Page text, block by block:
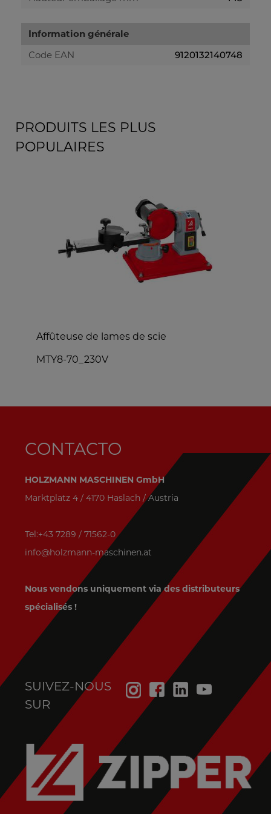
Information générale
Code EAN
9120132140748
PRODUITS LES PLUS
POPULAIRES
Affûteuse de lames de scie
MTY8-70_230V
CONTACTO
HOLZMANN MASCHINEN GmbH
Marktplatz 4 / 4170 Haslach / Austria
Tel:+43 7289 / 71562-0
info@holzmann-maschinen.at
Nous vendons uniquement via des distributeurs
spécialisés !
SUIVEZ-NOUS
SUR